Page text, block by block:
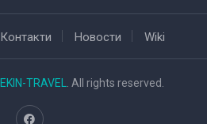
Контакти Новости Wiki
TRAVEL . All rights reserved.